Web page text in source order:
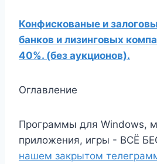
Конфискованые и
банков и лизинговых
40%. (без аукционов).
Оглавление
Программы для Windows,
приложения, игры - ВСЁ
нашем закрытом